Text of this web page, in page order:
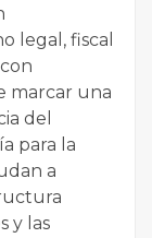
legal, fiscal
marcar una
del
para la
a
y las